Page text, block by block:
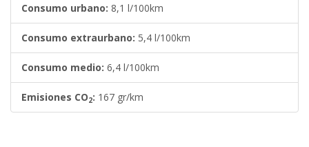
Consumo urbano: 8,1 l/100km
Consumo extraurbano: 5,4 l/100km
Consumo medio: 6,4 l/100km
Emisiones CO2: 167 gr/km